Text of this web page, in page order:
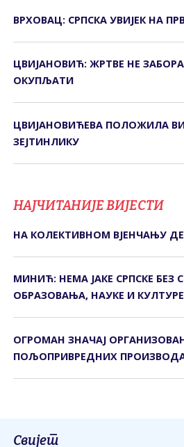
ВРХОВАЦ: СРПСКА УВИЈЕК НА
ЦВИЈАНОВИЋ: ЖРТВЕ НЕ
ОКУПЉАТИ
ЦВИЈАНОВИЋЕВА ПОЛОЖИЛА
ЗЕЈТИНЛИКУ
НАЈЧИТАНИЈЕ ВИЈЕСТИ
НА КОЛЕКТИВНОМ ВЈЕНЧАЊУ
МИНИЋ: НЕМА ЈАКЕ СРПСКЕ БЕЗ
ОБРАЗОВАЊА, НАУКЕ И КУЛТУРЕ
ОГРОМАН ЗНАЧАЈ
ПОЉОПРИВРЕДНИХ
Свијет